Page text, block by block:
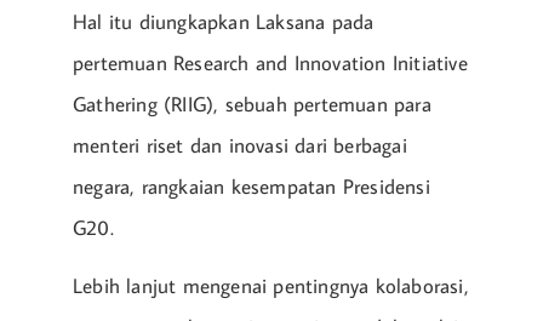
Hal itu diungkapkan Laksana pada
pertemuan Research and Innovation Initiative
Gathering (RIIG), sebuah pertemuan para
menteri riset dan inovasi dari berbagai
negara, rangkaian kesempatan Presidensi
G20.
Lebih lanjut mengenai pentingnya kolaborasi,